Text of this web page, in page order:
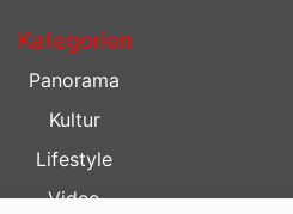
Kategorien
Panorama
Kultur
Lifestyle
Video